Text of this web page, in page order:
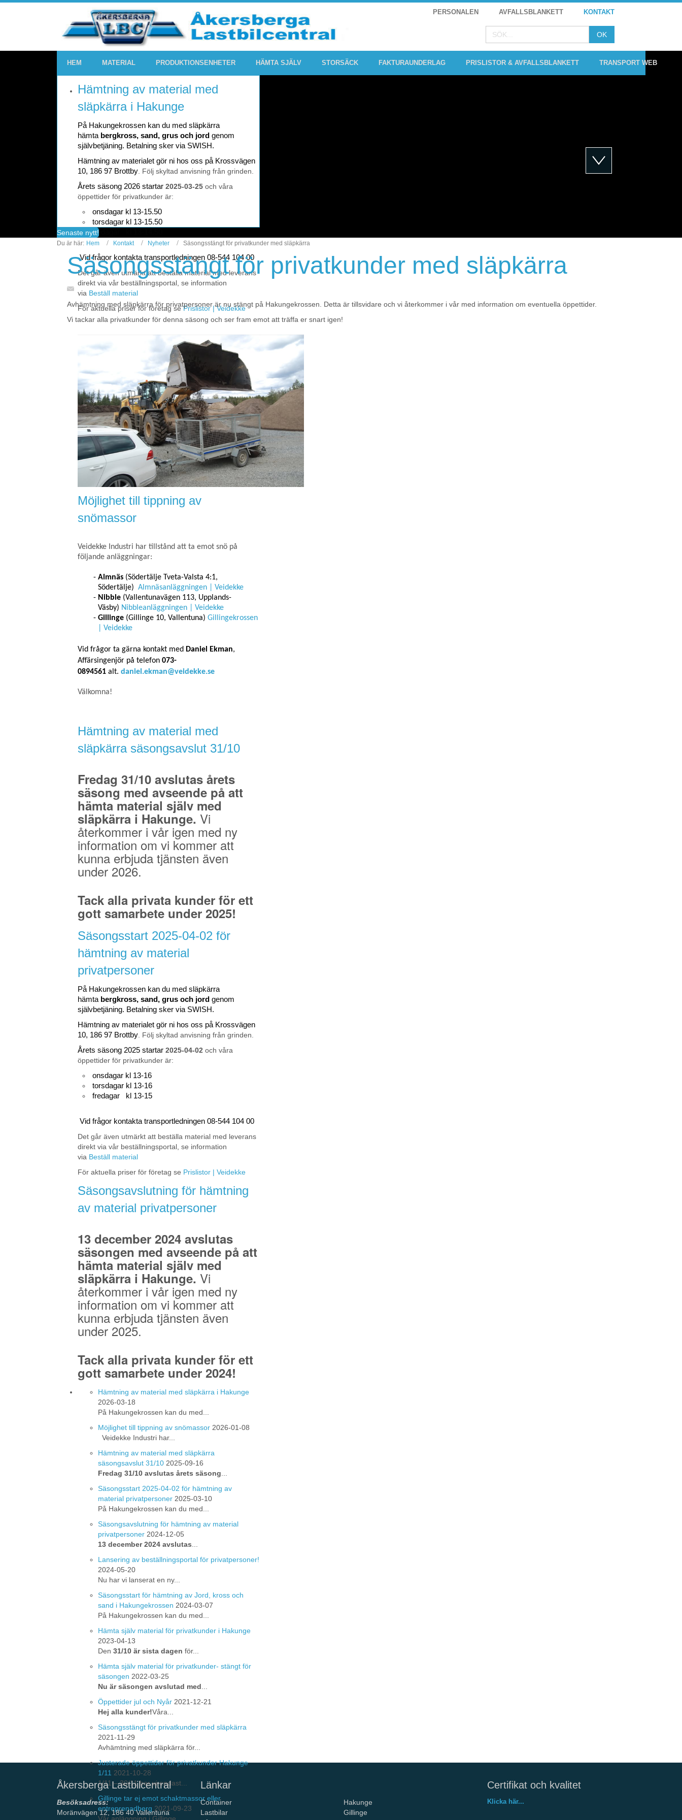
PERSONALEN AVFALLSBLANKETT KONTAKT
HEM MATERIAL PRODUKTIONSENHETER HÄMTA SJÄLV STORSÄCK FAKTURAUNDERLAG PRISLISTOR & AVFALLSBLANKETT TRANSPORT WEB
Hämtning av material med
släpkärra i Hakunge
På Hakungekrossen kan du med släpkärra
hämta bergkross, sand, grus och jord genom
självbetjäning. Betalning sker via SWISH.
Hämtning av materialet gör ni hos oss på Krossvägen
10, 186 97 Brottby . Följ skyltad anvisning från grinden.
Årets säsong 2026 startar 2025-03-25 och våra
öppettider för privatkunder är:
onsdagar kl 13-15.50
torsdagar kl 13-15.50
fredagar kl 13-14.50
Vid frågor kontakta transportledningen 08-544 104 00
Det går även utmärkt att beställa material med leverans
direkt via vår beställningsportal, se information
via Beställ material
För aktuella priser för företag sePrislistor | Veidekke
Möjlighet till tippning av
snömassor
Veidekke Industri har tillstånd att ta emot snö på
följande anläggningar:
Almnäs (Södertälje Tveta-Valsta 4:1,
Södertälje) Almnäsanläggningen | Veidekke
Nibble (Vallentunavägen 113, Upplands-
Väsby) Nibbleanläggningen | Veidekke
Gillinge (Gillinge 10, Vallentuna) Gillingekrossen
| Veidekke
Vid frågor ta gärna kontakt med Daniel Ekman,
Affärsingenjör på telefon 073-
0894561 alt. daniel.ekman@veidekke.se
Välkomna!
Hämtning av material med
släpkärra säsongsavslut 31/10
Fredag 31/10 avslutas årets
säsong med avseende på att
hämta material själv med
släpkärra i Hakunge. Vi
återkommer i vår igen med ny
information om vi kommer att
kunna erbjuda tjänsten även
under 2026.
Tack alla privata kunder för ett
gott samarbete under 2025!
Säsongsstart 2025-04-02 för
hämtning av material
privatpersoner
På Hakungekrossen kan du med släpkärra
hämta bergkross, sand, grus och jord genom
självbetjäning. Betalning sker via SWISH.
Hämtning av materialet gör ni hos oss på Krossvägen
10, 186 97 Brottby . Följ skyltad anvisning från grinden.
Årets säsong 2025 startar 2025-04-02 och våra
öppettider för privatkunder är:
onsdagar kl 13-16
torsdagar kl 13-16
fredagar kl 13-15
Vid frågor kontakta transportledningen 08-544 104 00
Det går även utmärkt att beställa material med leverans
direkt via vår beställningsportal, se information
via Beställ material
För aktuella priser för företag se Prislistor | Veidekke
Säsongsavslutning för hämtning
av material privatpersoner
13 december 2024 avslutas
säsongen med avseende på att
hämta material själv med
släpkärra i Hakunge. Vi
återkommer i vår igen med ny
information om vi kommer att
kunna erbjuda tjänsten även
under 2025.
Tack alla privata kunder för ett
gott samarbete under 2024!
Hämtning av material med släpkärra i Hakunge
2026-03-18
På Hakungekrossen kan du med...
Möjlighet till tippning av snömassor 2026-01-08
Veidekke Industri har...
Hämtning av material med släpkärra
säsongsavslut 31/10 2025-09-16
Fredag 31/10 avslutas årets säsong
Säsongsstart 2025-04-02 för hämtning av
material privatpersoner 2025-03-10
På Hakungekrossen kan du med...
Säsongsavslutning för hämtning av material
privatpersoner 2024-12-05
13 december 2024 avslutas
Lansering av beställningsportal för privatpersoner!
2024-05-20
Nu har vi lanserat en ny...
Säsongsstart för hämtning av Jord, kross och
sand i Hakungekrossen 2024-03-07
På Hakungekrossen kan du med...
Hämta själv material för privatkunder i Hakunge
2023-04-13
Den 31/10 är sista dagen för...
Hämta själv material för privatkunder- stängt för
säsongen 2022-03-25
Nu är säsongen avslutad med
Öppettider jul och Nyår 2021-12-21
Hej alla kunder!Våra...
Säsongsstängt för privatkunder med släpkärra
2021-11-29
Avhämtning med släpkärra för...
Justerade öppettider för privatkunder Hakunge
1/11 2021-10-28
1/11 – 30/11 har vi endast...
Gillinge tar ej emot schaktmassor eller
entreprenadberg 2021-09-23
Senaste nytt!
Du är här: Hem Kontakt Nyheter Säsongsstängt för privatkunder med släpkärra
Säsongsstängt för privatkunder med släpkärra
Avhämtning med släpkärra för privatpersoner är nu stängt på Hakungekrossen. Detta är tillsvidare och vi återkommer i vår med information om eventuella öppettider.
Vi tackar alla privatkunder för denna säsong och ser fram emot att träffa er snart igen!
Åkersberga Lastbilcentral
Besöksadress:
Moränvägen 12, 186 40 Vallentuna
Länkar
Container
Lastbilar
Hakunge
Gillinge
Certifikat och kvalitet
Klicka här...